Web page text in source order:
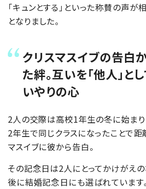
「キュンとする」といった称賛の声が
となりました。
クリスマスイブの告白
た絆。互いを「他人」と
いやりの心
2人の交際は高校1年生の冬に始まり
2年生で同じクラスになったことで距
マスイブに彼から告白。
その記念日は2人にとってかけがえの
後に結婚記念日にも選ばれています。